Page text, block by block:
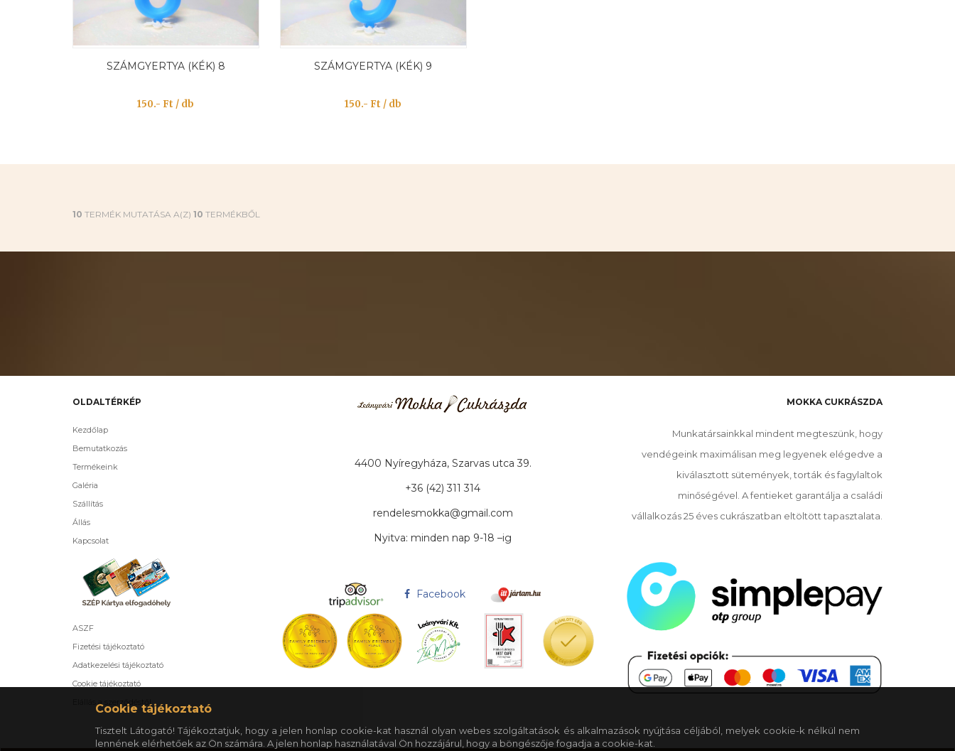
SZÁMGYERTYA (KÉK) 8
150.- Ft / db
SZÁMGYERTYA (KÉK) 9
150.- Ft / db
10 TERMÉK MUTATÁSA A(Z) 10 TERMÉKBŐL
OLDALTÉRKÉP
Kezdőlap
Bemutatkozás
Termékeink
Galéria
Szállítás
Állás
Kapcsolat
ASZF
Fizetési tájékoztató
Adatkezelési tájékoztató
Cookie tájékoztató
Elállás a szerződéstől
4400 Nyíregyháza, Szarvas utca 39.
+36 (42) 311 314
rendelesmokka@gmail.com
Nyitva: minden nap 9-18 –ig
Facebook
MOKKA CUKRÁSZDA
Munkatársainkkal mindent megteszünk, hogy
vendégeink maximálisan meg legyenek elégedve a
kiválasztott sütemények, torták és fagylaltok
minőségével. A fentieket garantálja a családi
vállalkozás 25 éves cukrászatban eltöltött tapasztalata.
Cookie tájékoztató
Tisztelt Látogató! Tájékoztatjuk, hogy a jelen honlap cookie-kat használ olyan webes szolgáltatások és alkalmazások nyújtása céljából, melyek cookie-k nélkül nem
lennének elérhetőek az Ön számára. A jelen honlap használatával Ön hozzájárul, hogy a böngészője fogadja a cookie-kat.